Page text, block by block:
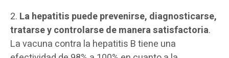
2. La hepatitis puede prevenirse, diagnosticarse,
tratarse y controlarse de manera satisfactoria.
La vacuna contra la hepatitis B tiene una